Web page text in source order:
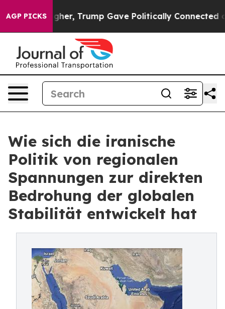
AGP PICKS
Higher, Trump Gave Politically Connected oil
Wie sich die iranische
Politik von regionalen
Spannungen zur direkten
Bedrohung der globalen
Stabilität entwickelt hat